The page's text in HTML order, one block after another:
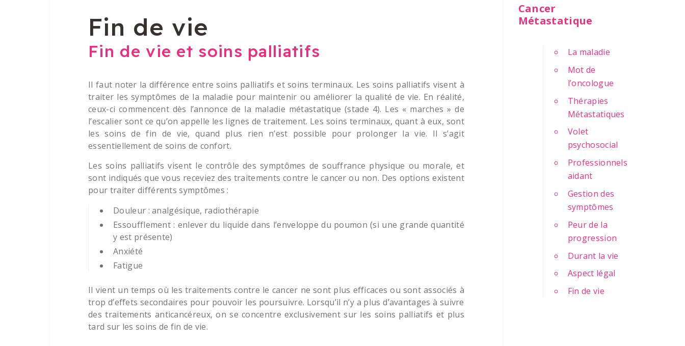
Fin de vie
Fin de vie et soins palliatifs
Il faut noter la différence entre soins palliatifs et soins terminaux. Les soins palliatifs visent à
traiter les symptômes de la maladie pour maintenir ou améliorer la qualité de vie. En réalité,
ceux-ci commencent dès l’annonce de la maladie métastatique (stade 4). Les « marches » de
l’escalier sont ce qu’on appelle les lignes de traitement. Les soins terminaux, quant à eux, sont
les soins de fin de vie, quand plus rien n’est possible pour prolonger la vie. Il s’agit
essentiellement de soins de confort.
Les soins palliatifs visent le contrôle des symptômes de souffrance physique ou morale, et
sont indiqués que vous receviez des traitements contre le cancer ou non. Des options existent
pour traiter différents symptômes :
Douleur : analgésique, radiothérapie
Essoufflement : enlever du liquide dans l’enveloppe du poumon (si une grande quantité
y est présente)
Anxiété
Fatigue
Il vient un temps où les traitements contre le cancer ne sont plus efficaces ou sont associés à
trop d’effets secondaires pour pouvoir les poursuivre. Lorsqu’il n’y a plus d’avantages à suivre
des traitements anticancéreux, on se concentre exclusivement sur les soins palliatifs et plus
tard sur les soins de fin de vie.
Cancer
Métastatique
La maladie
Mot de
l’oncologue
Thérapies
Métastatiques
Volet
psychosocial
Professionnels
aidant
Gestion des
symptômes
Peur de la
progression
Durant la vie
Aspect légal
Fin de vie